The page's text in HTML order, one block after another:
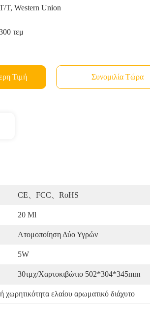
T, Western Union
τεμ
Τιμή Συνομιλία Τώρα
CE、FCC、RoHS
20 Ml
Ατομοποίηση Δύο Υγρών
5W
30τμχ/Χαρτοκιβώτιο 502*304*345mm
χωρητικότητα ελαίου αρωματικό διάχυτο